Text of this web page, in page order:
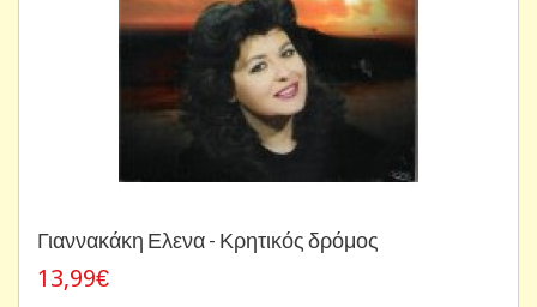
Γιαννακάκη Ελενα - Κρητικός δρόμος
13,99€